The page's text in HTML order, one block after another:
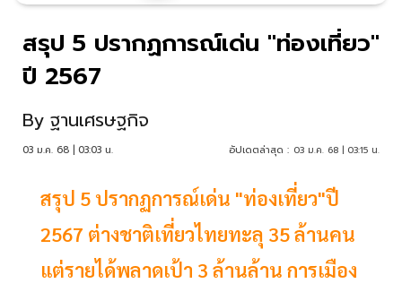
สรุป 5 ปรากฏการณ์เด่น "ท่องเที่ยว"
ปี 2567
By ฐานเศรษฐกิจ
03 ม.ค. 68 | 03:03 น. อัปเดตล่าสุด : 03 ม.ค. 68 | 03:15 น.
สรุป 5 ปรากฏการณ์เด่น "ท่องเที่ยว"ปี
2567 ต่างชาติเที่ยวไทยทะลุ 35 ล้านคน
แต่รายได้พลาดเป้า 3 ล้านล้าน การเมือง